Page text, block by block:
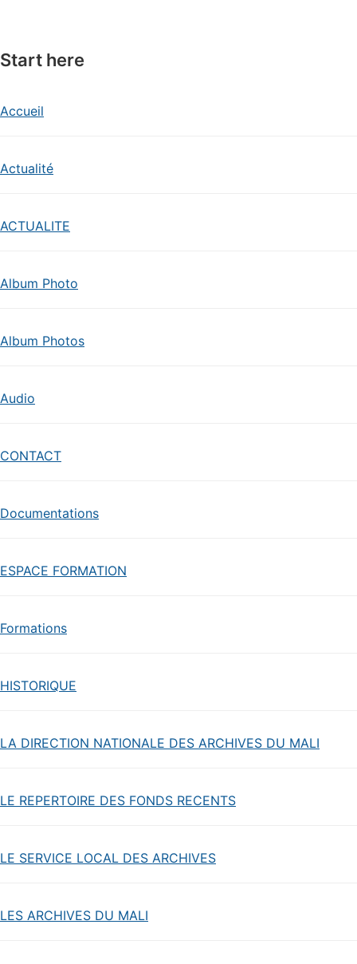
Start here
Accueil
Actualité
ACTUALITE
Album Photo
Album Photos
Audio
CONTACT
Documentations
ESPACE FORMATION
Formations
HISTORIQUE
LA DIRECTION NATIONALE DES ARCHIVES DU MALI
LE REPERTOIRE DES FONDS RECENTS
LE SERVICE LOCAL DES ARCHIVES
LES ARCHIVES DU MALI